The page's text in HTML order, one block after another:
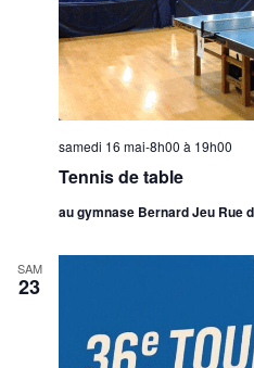
Tennis de table
samedi 16 mai-8h00 à 19h00
au gymnase Bernard Jeu Rue
SAM
23